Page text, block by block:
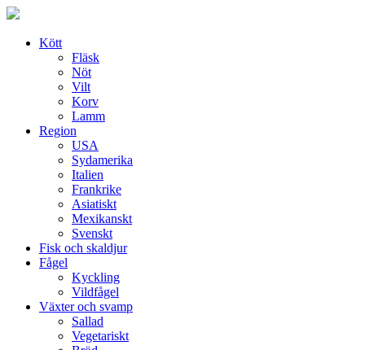
Skip
contentKött
Fläsk
Nöt
Vilt
Korv
Lamm
Region
USA
Sydamerika
Italien
Frankrike
Asiatiskt
Mexikanskt
Svenskt
Fisk och skaldjur
Fågel
Kyckling
Vildfågel
Växter och svamp
Sallad
Vegetariskt